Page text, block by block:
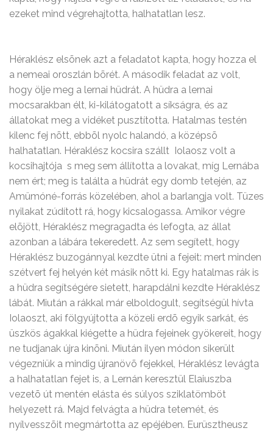
ezeket mind végrehajtotta, halhatatlan lesz.
Héraklész elsõnek azt a feladatot kapta, hogy hozza el
a nemeai oroszlán bõrét. A második feladat az volt,
hogy ölje meg a lernai hüdrát. A hüdra a lernai
mocsarakban élt, ki-kilátogatott a síkságra, és az
állatokat meg a vidéket pusztította. Hatalmas testén
kilenc fej nõtt, ebbõl nyolc halandó, a középsõ
halhatatlan. Héraklész kocsira szállt  Iolaosz volt a
kocsihajtója  s meg sem állította a lovakat, míg Lernába
nem ért; meg is találta a hüdrát egy domb tetején, az
Amümóné-forrás közelében, ahol a barlangja volt. Tüzes
nyilakat zúdított rá, hogy kicsalogassa. Amikor végre
elõjött, Héraklész megragadta és lefogta, az állat
azonban a lábára tekeredett. Az sem segített, hogy
Héraklész buzogánnyal kezdte ütni a fejeit: mert minden
szétvert fej helyén két másik nõtt ki. Egy hatalmas rák is
a hüdra segítségére sietett, harapdálni kezdte Héraklész
lábát. Miután a rákkal már elboldogult, segítségül hívta
Iolaoszt, aki fölgyújtotta a közeli erdõ egyik sarkát, és
üszkös ágakkal kiégette a hüdra fejeinek gyökereit, hogy
ne tudjanak újra kinõni. Miután ilyen módon sikerült
végezniük a mindig újranövõ fejekkel, Héraklész levágta
a halhatatlan fejet is, a Lernán keresztül Elaiuszba
vezetõ út mentén elásta és súlyos sziklatömböt
helyezett rá. Majd felvágta a hüdra tetemét, és
nyílvesszõit megmártotta az epéjében. Eurüsztheusz